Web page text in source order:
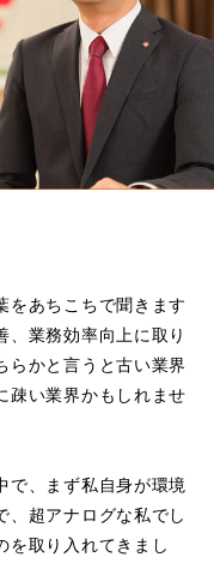
をあちこちで聞きます
、業務効率向上に取り
らかと言うと古い業界
疎い業界かもしれませ
で、まず私自身が環境
、超アナログな私でし
を取り入れてきまし